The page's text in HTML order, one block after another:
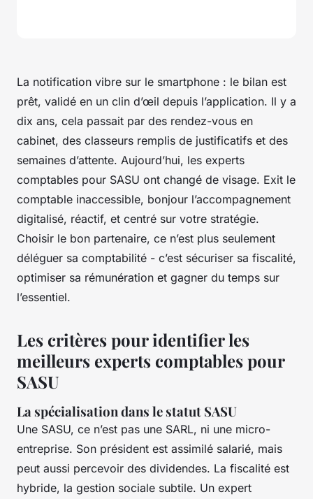
La notification vibre sur le smartphone : le bilan est
prêt, validé en un clin d’œil depuis l’application. Il y a
dix ans, cela passait par des rendez-vous en
cabinet, des classeurs remplis de justificatifs et des
semaines d’attente. Aujourd’hui, les experts
comptables pour SASU ont changé de visage. Exit le
comptable inaccessible, bonjour l’accompagnement
digitalisé, réactif, et centré sur votre stratégie.
Choisir le bon partenaire, ce n’est plus seulement
déléguer sa comptabilité - c’est sécuriser sa fiscalité,
optimiser sa rémunération et gagner du temps sur
l’essentiel.
Les critères pour identifier les
meilleurs experts comptables pour
SASU
La spécialisation dans le statut SASU
Une SASU, ce n’est pas une SARL, ni une micro-
entreprise. Son président est assimilé salarié, mais
peut aussi percevoir des dividendes. La fiscalité est
hybride, la gestion sociale subtile. Un expert